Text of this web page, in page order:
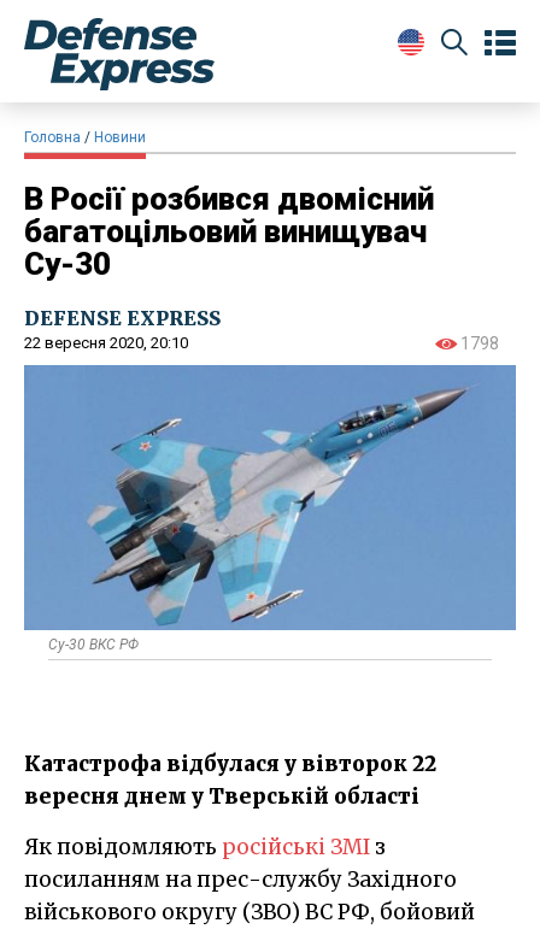
Головна Новини
В Росії розбився двомісний
багатоцільовий винищувач
Су-30
DEFENSE EXPRESS
22 вересня 2020, 20:10 1798
Су-30 ВКС РФ
Катастрофа відбулася у вівторок 22
вересня днем у Тверській області
Як повідомляють російські ЗМІ з
посиланням на прес-службу Західного
військового округу (ЗВО) ВС РФ, бойовий